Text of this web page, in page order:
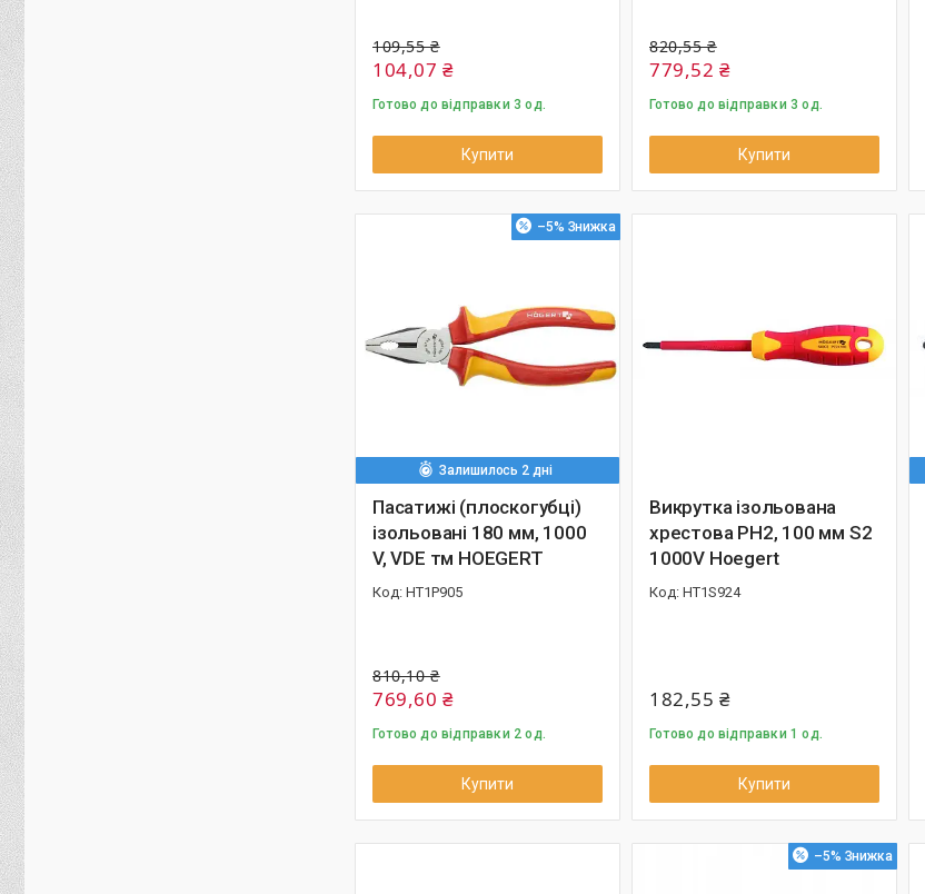
109,55 ₴
104,07 ₴
Готово до відправки 3 од.
Купити
820,55 ₴
779,52 ₴
Готово до відправки 3 од.
Купити
–5%
Залишилось 2 дні
Пасатижі (плоскогубці)
ізольовані 180 мм, 1000
V, VDE тм HOEGERT
HT1P905
810,10 ₴
769,60 ₴
Готово до відправки 2 од.
Купити
Викрутка ізольована
хрестова PH2, 100 мм S2
1000V Hoegert
HT1S924
182,55 ₴
Готово до відправки 1 од.
Купити
–5%